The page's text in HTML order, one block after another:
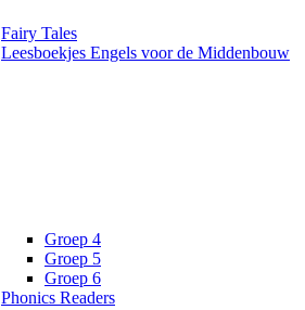
Fairy Tales
Leesboekjes Engels voor de Middenbouw
Groep 4
Groep 5
Groep 6
Phonics Readers